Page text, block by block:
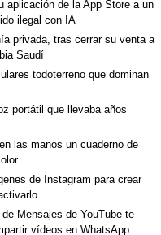
aplicación de la App Store a un
ilegal con IA
privada, tras cerrar su venta a
Saudí
todoterreno que dominan
portátil que llevaba años
las manos un cuaderno de
de Instagram para crear
Mensajes de YouTube te
vídeos en WhatsApp